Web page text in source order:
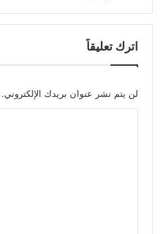
اترك تعليقاً
لن يتم نشر عنوان بريدك الإلكتروني.